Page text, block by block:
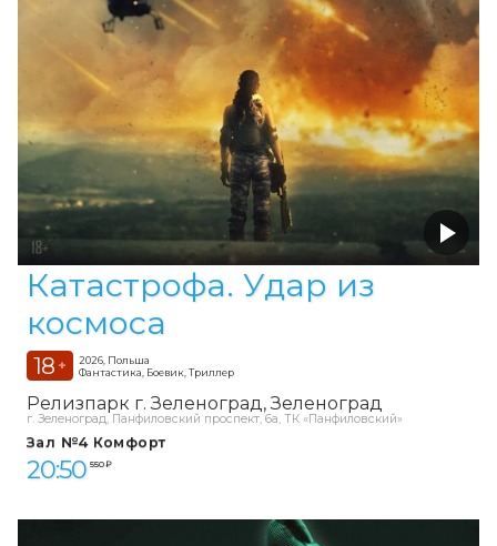
Катастрофа. Удар из
космоса
18 +
2026, Польша
Фантастика, Боевик, Триллер
Релизпарк г. Зеленоград Зеленоград
г. Зеленоград, Панфиловский проспект, 6а, ТК «Панфиловский»
Зал №4 Комфорт
20:50 550 ₽